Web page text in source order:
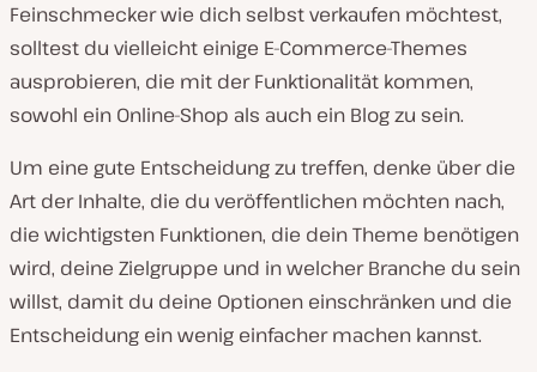
Feinschmecker wie dich selbst verkaufen möchtest,
solltest du vielleicht einige E-Commerce-Themes
ausprobieren, die mit der Funktionalität kommen,
sowohl ein Online-Shop als auch ein Blog zu sein.
Um eine gute Entscheidung zu treffen, denke über die
Art der Inhalte, die du veröffentlichen möchten nach,
die wichtigsten Funktionen, die dein Theme benötigen
wird, deine Zielgruppe und in welcher Branche du sein
willst, damit du deine Optionen einschränken und die
Entscheidung ein wenig einfacher machen kannst.